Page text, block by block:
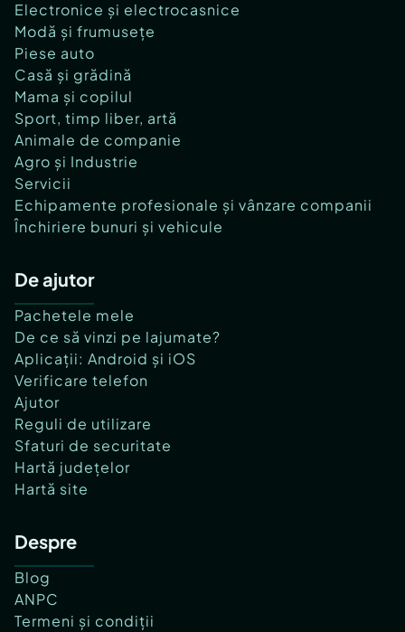
Electronice și electrocasnice
Modă și frumusețe
Piese auto
Casă și grădină
Mama și copilul
Sport, timp liber, artă
Animale de companie
Agro și Industrie
Servicii
Echipamente profesionale și vânzare companii
Închiriere bunuri și vehicule
De ajutor
Pachetele mele
De ce să vinzi pe lajumate?
Aplicații: Android și iOS
Verificare telefon
Ajutor
Reguli de utilizare
Sfaturi de securitate
Hartă județelor
Hartă site
Despre
Blog
ANPC
Termeni și condiții